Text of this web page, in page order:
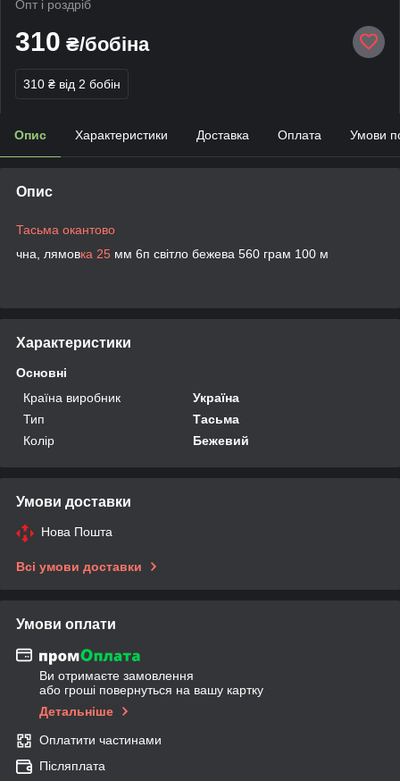
Опт і роздріб
310 ₴/бобіна
310 ₴ від 2 бобін
Опис Характеристики Доставка Оплата Умови
Опис
Тасьма окантово
чна, лямовка 25 мм 6п світло бежева 560 грам 100 м
Характеристики
Основні
Країна виробник
Україна
Тип
Тасьма
Колір
Бежевий
Умови доставки
Нова Пошта
Всі умови доставки
Умови оплати
Ви отримаєте замовлення
або гроші повернуться на вашу картку
Детальніше
Оплатити частинами
Післяплата